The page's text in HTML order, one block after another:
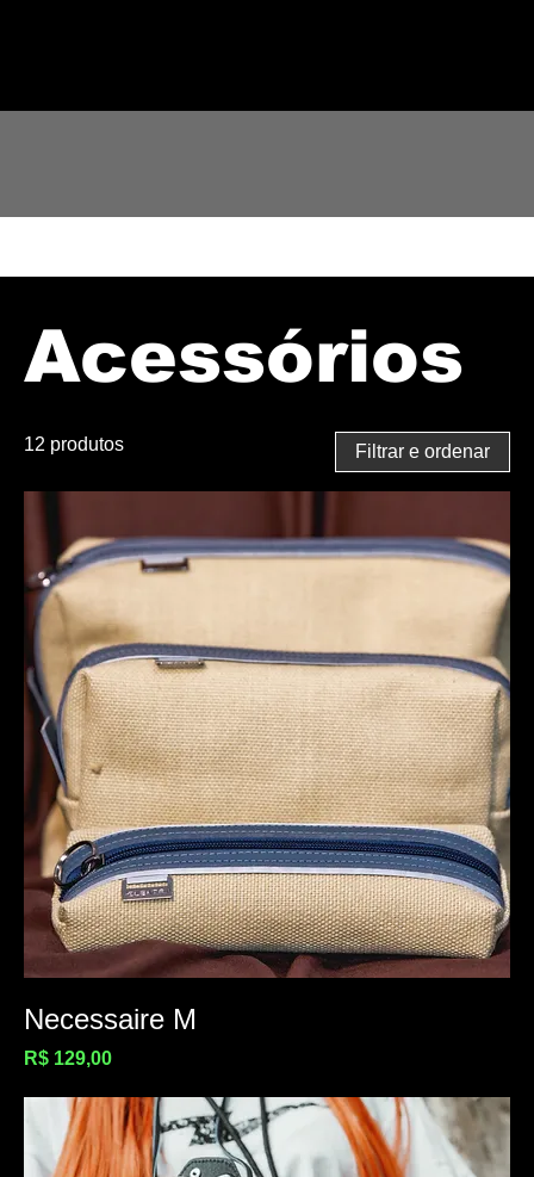
Acessórios
12 produtos Filtrar e ordenar
Necessaire M
Preço
R$ 129,00